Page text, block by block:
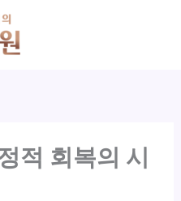
적 회복의 시